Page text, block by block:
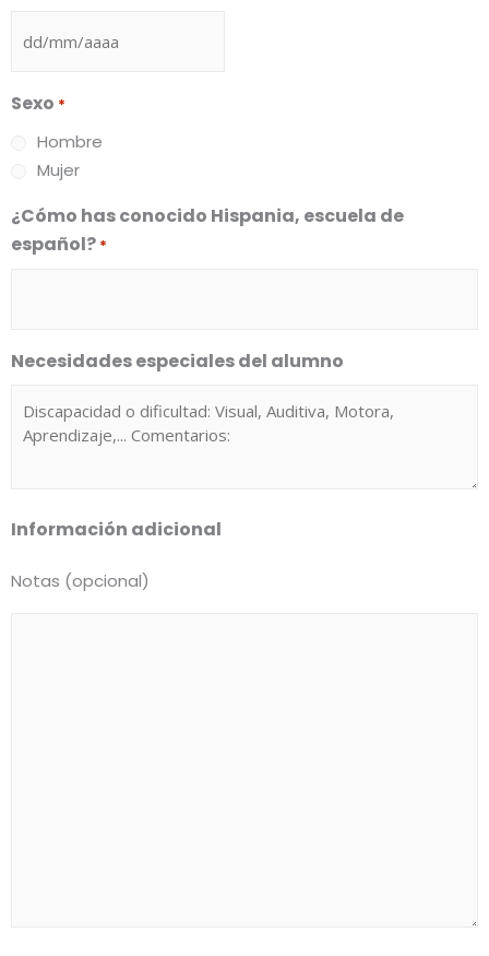
Sexo *
Hombre
Mujer
¿Cómo has conocido Hispania, escuela de
español? *
Necesidades especiales del alumno
Información adicional
Notas (opcional)